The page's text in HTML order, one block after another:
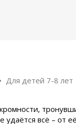
Для детей 7-8 лет
всё – от